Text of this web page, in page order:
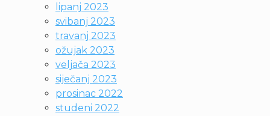
lipanj 2023
svibanj 2023
travanj 2023
ožujak 2023
veljača 2023
siječanj 2023
prosinac 2022
studeni 2022